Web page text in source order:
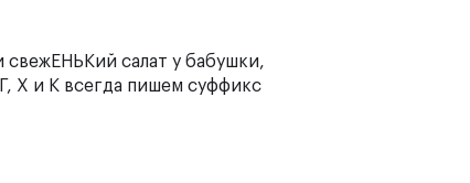
салат у бабушки,
Х и К всегда пишем суффикс